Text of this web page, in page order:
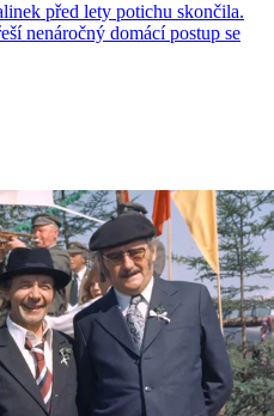
před lety potichu skončila.
nenáročný domácí postup se